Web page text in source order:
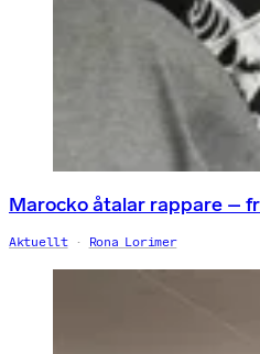
Marocko åtalar rappare –
Aktuellt Rona Lorimer